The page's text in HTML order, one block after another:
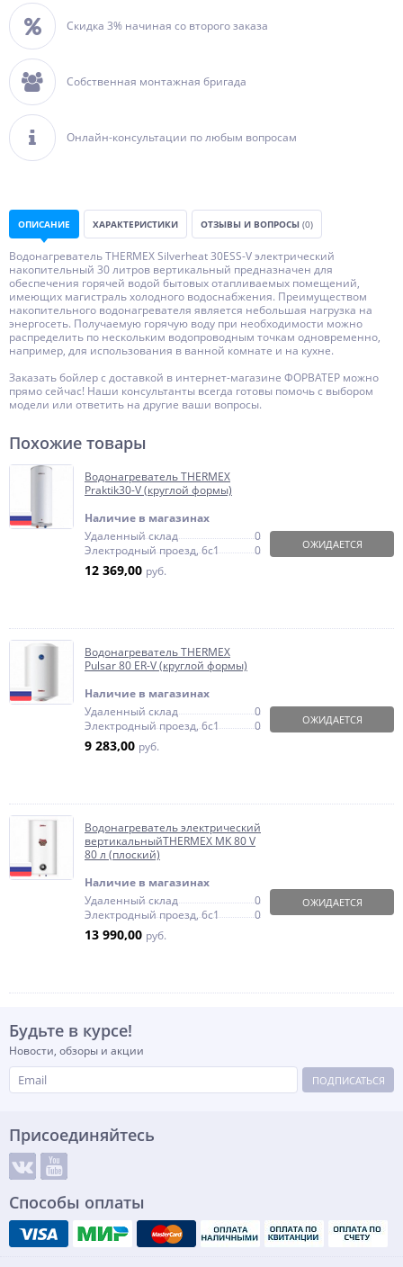
Скидка 3% начиная со второго заказа
Собственная монтажная бригада
Онлайн-консультации по любым вопросам
ОПИСАНИЕ ХАРАКТЕРИСТИКИ ОТЗЫВЫ И ВОПРОСЫ (0)
Водонагреватель THERMEX Silverheat 30ESS-V электрический
накопительный 30 литров вертикальный предназначен для
обеспечения горячей водой бытовых отапливаемых помещений,
имеющих магистраль холодного водоснабжения. Преимуществом
накопительного водонагревателя является небольшая нагрузка на
энергосеть. Получаемую горячую воду при необходимости можно
распределить по нескольким водопроводным точкам одновременно,
например, для использования в ванной комнате и на кухне.
Заказать бойлер с доставкой в интернет-магазине ФОРВАТЕР можно
прямо сейчас! Наши консультанты всегда готовы помочь с выбором
модели или ответить на другие ваши вопросы.
Похожие товары
Водонагреватель THERMEX
Praktik30-V (круглой формы)
Наличие в магазинах
Удаленный склад
0
Электродный проезд, 6с1
0
12 369,00 руб.
ОЖИДАЕТСЯ
Водонагреватель THERMEX
Pulsar 80 ER-V (круглой формы)
Наличие в магазинах
Удаленный склад
0
Электродный проезд, 6с1
0
9 283,00 руб.
ОЖИДАЕТСЯ
Водонагреватель электрический
вертикальныйTHERMEX MK 80 V
80 л (плоский)
Наличие в магазинах
Удаленный склад
0
Электродный проезд, 6с1
0
13 990,00 руб.
ОЖИДАЕТСЯ
Будьте в курсе!
Новости, обзоры и акции
ПОДПИСАТЬСЯ
Присоединяйтесь
Способы оплаты